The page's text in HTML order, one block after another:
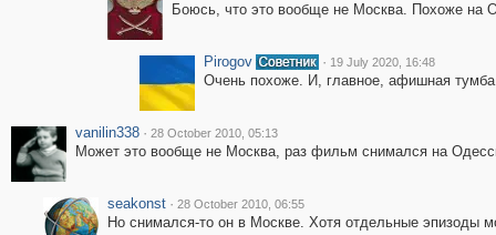
Боюсь, что это вообще не Москва. Похоже на
Pirogov · 19 July 2020, 16:48
Очень похоже. И, главное, афишная тумба
vanilin338 · 28 October 2010, 05:13
Может это вообще не Москва, раз фильм снимался на
seakonst · 28 October 2010, 06:55
Но снимался-то он в Москве. Хотя отдельные эпизоды